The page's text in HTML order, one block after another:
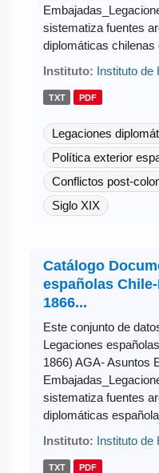
sistematiza fuentes
diplomáticas chilenas
Instituto: Instituto de
TXT PDF
Legaciones
Política exterior
Conflictos post-
Siglo XIX
Catálogo
españolas
1866...
Este conjunto de
Legaciones
1866) AGA- Asuntos
sistematiza fuentes
diplomáticas
Instituto: Instituto de
TXT PDF